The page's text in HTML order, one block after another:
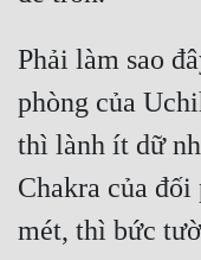
Phải làm sao
phòng của
thì lành ít dữ
Chakra của
mét, thì bức